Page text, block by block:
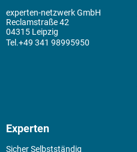
experten-netzwerk GmbH
Reclamstraße 42
04315 Leipzig
+49 341 98995950
Experten
Sicher Selbstständig